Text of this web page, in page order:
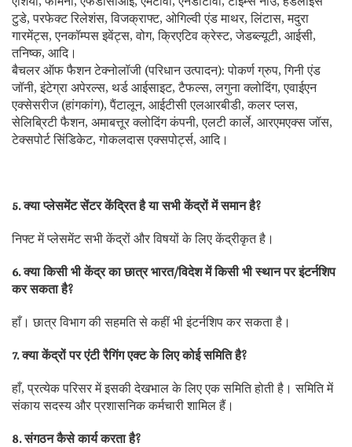
टुडे, परफेक्ट रिलेशंस, विजक्राफ्ट, ओगिल्वी एंड माथर, लिंटास, मदुरा
गारमेंट्स, एनकॉम्पस इवेंट्स, वोग, क्रिएटिव क्रेस्ट, जेडब्ल्यूटी, आईसी,
तनिष्क, आदि।
बैचलर ऑफ फैशन टेक्नोलॉजी (परिधान उत्पादन): पोकर्ण ग्रुप, गिनी एंड
जॉनी, इंटेग्रा अपेरल्स, थर्ड आईसाइट, टैफल्स, लगुना क्लोदिंग, एवाईएन
एक्सेसरीज (हांगकांग), पैंटालून, आईटीसी एलआरबीडी, कलर प्लस,
सेलिब्रिटी फैशन, अमाबत्तूर क्लोदिंग कंपनी, एलटी कार्ले, आरएमएक्स जॉस,
टेक्सपोर्ट सिंडिकेट, गोकलदास एक्सपोर्ट्स, आदि।
5. क्या प्लेसमेंट सेंटर केंद्रित है या सभी केंद्रों में समान है?
निफ्ट में प्लेसमेंट सभी केंद्रों और विषयों के लिए केंद्रीकृत है।
6. क्या किसी भी केंद्र का छात्र भारत/विदेश में किसी भी स्थान पर इंटर्नशिप
कर सकता है?
हाँ। छात्र विभाग की सहमति से कहीं भी इंटर्नशिप कर सकता है।
7. क्या केंद्रों पर एंटी रैगिंग एक्ट के लिए कोई समिति है?
हाँ, प्रत्येक परिसर में इसकी देखभाल के लिए एक समिति होती है। समिति में
संकाय सदस्य और प्रशासनिक कर्मचारी शामिल हैं।
8. संगठन कैसे कार्य करता है?